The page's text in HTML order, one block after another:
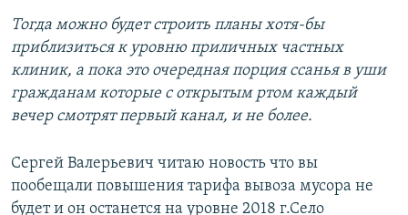
Тогда можно будет строить планы хотя-бы
приблизиться к уровню приличных частных
клиник, а пока это очередная порция ссанья в уши
гражданам которые с открытым ртом каждый
вечер смотрят первый канал, и не более.
Сергей Валерьевич читаю новость что вы
пообещали повышения тарифа вывоза мусора не
будет и он останется на уровне 2018 г.Село